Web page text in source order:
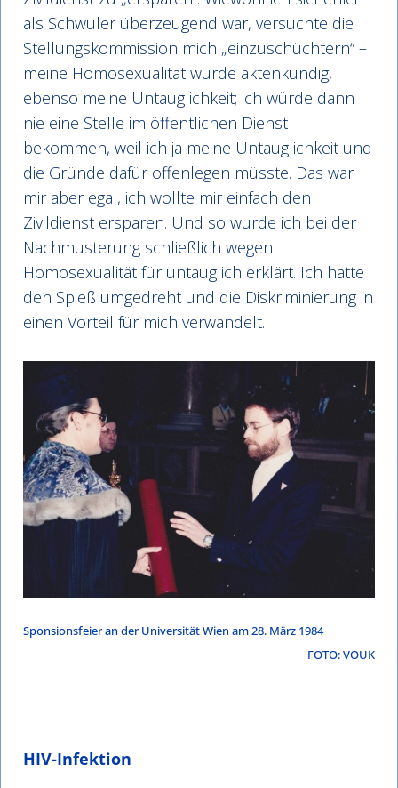
als Schwuler überzeugend war, versuchte die
Stellungskommission mich „einzuschüchtern“ –
meine Homosexualität würde aktenkundig,
ebenso meine Untauglichkeit; ich würde dann
nie eine Stelle im öffentlichen Dienst
bekommen, weil ich ja meine Untauglichkeit und
die Gründe dafür offenlegen müsste. Das war
mir aber egal, ich wollte mir einfach den
Zivildienst ersparen. Und so wurde ich bei der
Nachmusterung schließlich wegen
Homosexualität für untauglich erklärt. Ich hatte
den Spieß umgedreht und die Diskriminierung in
einen Vorteil für mich verwandelt.
Sponsionsfeier an der Universität Wien am 28. März 1984
FOTO: VOUK
HIV-Infektion